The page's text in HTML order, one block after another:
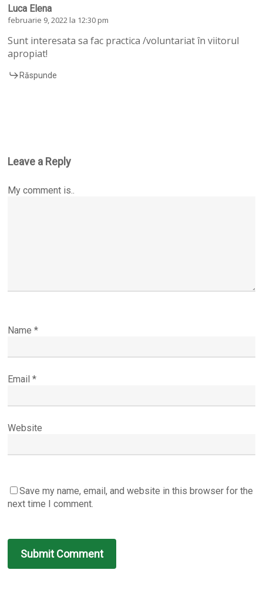
Luca Elena
februarie 9, 2022 la 12:30 pm
Sunt interesata sa fac practica /voluntariat în viitorul
apropiat!
Răspunde
Leave a Reply
My comment is..
Name*
Email*
Website
Save my name, email, and website in this browser for the
next time I comment.